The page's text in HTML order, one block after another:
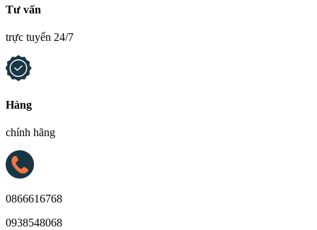
Tư vấn
trực tuyến 24/7
Hàng
chính hãng
0866616768
0938548068